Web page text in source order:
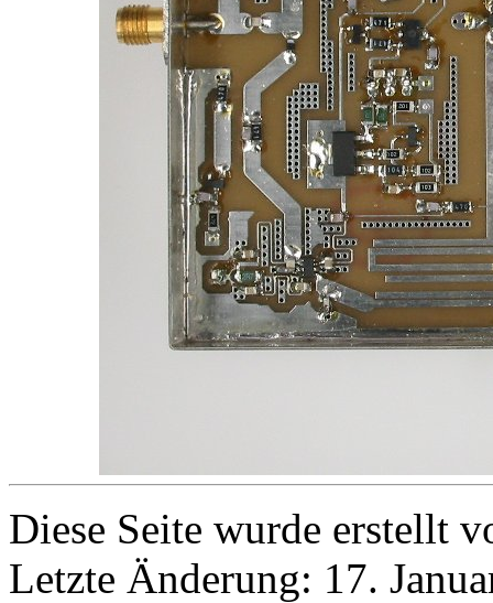
Diese Seite wurde erstellt
Letzte Änderung: 17.